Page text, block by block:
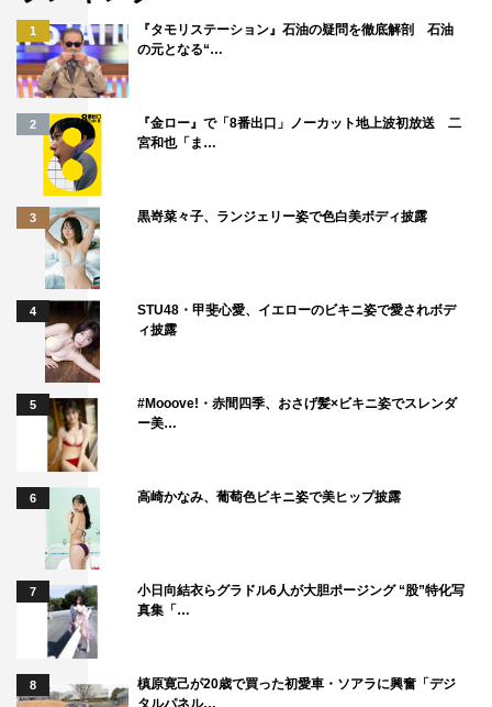
1
『タモリステーション』石油の疑問を徹底解剖 石油
の元となる“…
2
『金ロー』で「8番出口」ノーカット地上波初放送 二
宮和也「ま…
3 黒嵜菜々子、ランジェリー姿で色白美ボディ披露
4
STU48・甲斐心愛、イエローのビキニ姿で愛されボデ
ィ披露
5
#Mooove!・赤間四季、おさげ髪×ビキニ姿でスレンダ
ー美…
6 高崎かなみ、葡萄色ビキニ姿で美ヒップ披露
7
小日向結衣らグラドル6人が大胆ポージング “股”特化写
真集「…
8
槙原寛己が20歳で買った初愛車・ソアラに興奮「デジ
タルパネル…